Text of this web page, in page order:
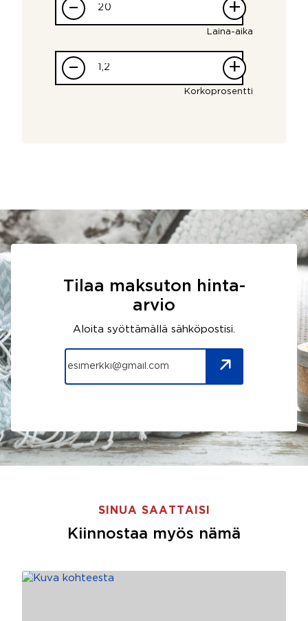
– +
Laina-aika
– +
Korkoprosentti
Tilaa maksuton hinta-
arvio
Aloita syöttämällä sähköpostisi.
SINUA SAATTAISI
Kiinnostaa myös nämä